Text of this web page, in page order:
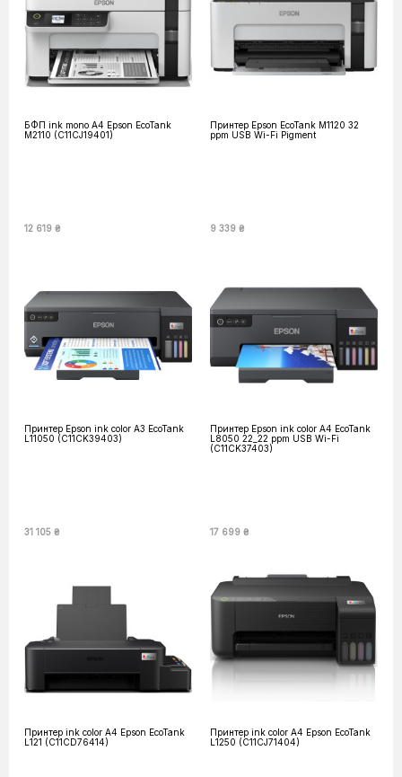
БФП ink mono A4 Epson EcoTank
M2110 (C11CJ19401)
12 619 ₴
Принтер Epson EcoTank M1120 32
ppm USB Wi-Fi Pigment
9 339 ₴
Принтер Epson ink color A3 EcoTank
L11050 (C11CK39403)
31 105 ₴
Принтер Epson ink color A4 EcoTank
L8050 22_22 ppm USB Wi-Fi
(C11CK37403)
17 699 ₴
Принтер ink color A4 Epson EcoTank
L121 (C11CD76414)
Принтер ink color A4 Epson EcoTank
L1250 (C11CJ71404)